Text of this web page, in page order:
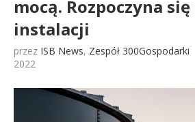
mocą. Rozpoczyna
instalacji
przez ISB News, Zespół 300Gospodarki
2022